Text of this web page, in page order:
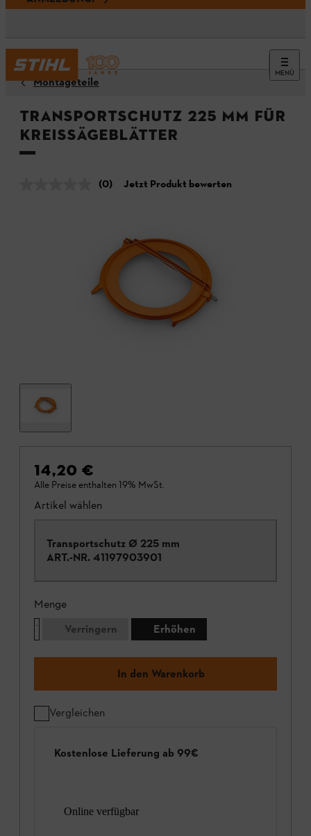
MENÜ
Montageteile
Transportschutz 225 mm für
Kreissägeblätter
(0) Jetzt Produkt bewerten
14,20 €
Alle Preise enthalten 19% MwSt.
Artikel wählen
Transportschutz Ø 225 mm
ART.-NR. 41197903901
Menge
Verringern
Erhöhen
In den Warenkorb
Vergleichen
Kostenlose Lieferung ab 99€
Online verfügbar